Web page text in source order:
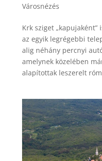
Városnézés
Krk sziget
az egyik legrégebbi
alig néhány percnyi
amelynek közelében
alapítottak leszerelt